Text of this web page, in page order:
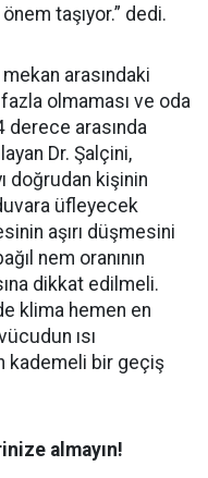
taşıyor.” dedi.
arasındaki
olmaması ve oda
derece arasında
Dr. Şalçini,
doğrudan kişinin
üfleyecek
aşırı düşmesini
nem oranının
dikkat edilmeli.
klima hemen en
ısı
kademeli bir geçiş
almayın!